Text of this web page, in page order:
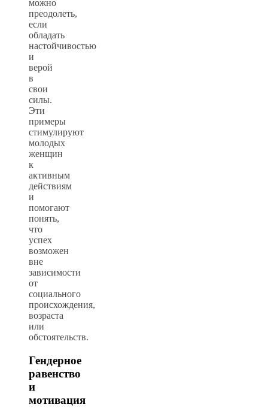
можно
преодолеть,
если
обладать
настойчивостью
и
верой
в
свои
силы.
Эти
примеры
стимулируют
молодых
женщин
к
активным
действиям
и
помогают
понять,
что
успех
возможен
вне
зависимости
от
социального
происхождения,
возраста
или
обстоятельств.
Гендерное
равенство
и
мотивация